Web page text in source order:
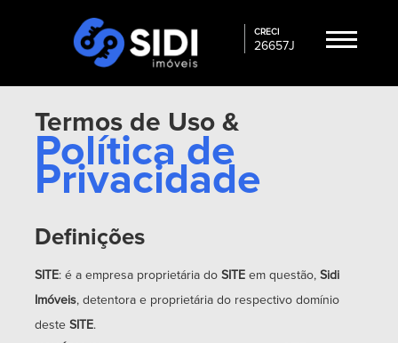
Fechar
Serviços
Imóveis
Área
cliente
Contato
CRECI
26657J
Termos de Uso &
Política de
Privacidade
Definições
SITE: é a empresa proprietária do SITE em questão, Sidi
Imóveis, detentora e proprietária do respectivo domínio
deste SITE.